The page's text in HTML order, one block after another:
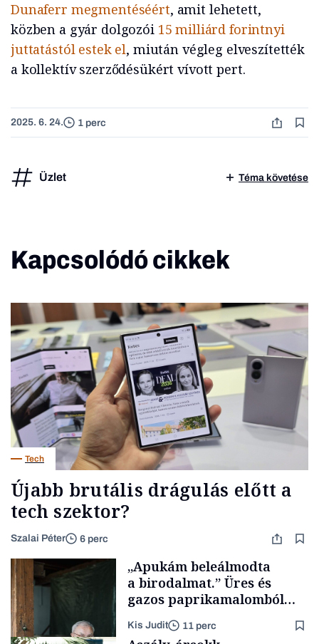
Dunaferr megmentéséért, amit lehetett,
közben a gyár dolgozói 15 milliárd forintnyi
juttatástól estek el, miután végleg elveszítették
a kollektív szerződésükért vívott pert.
2025. 6. 24. 1 perc
Üzlet Téma követése
Kapcsolódó cikkek
Tech
Újabb brutális drágulás előtt a
tech szektor?
Szalai Péter 6 perc
„Apukám beleálmodta
a birodalmat.” Üres és
gazos paprikamalomból
lett az igazi családi
fűszersztori
Kis Judit 11 perc